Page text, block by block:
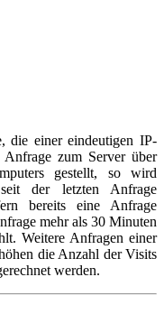
die einer eindeutigen IP-
zum Server über
gestellt, so wird
der letzten Anfrage
bereits eine Anfrage
mehr als 30 Minuten
Weitere Anfragen einer
die Anzahl der Visits
werden.